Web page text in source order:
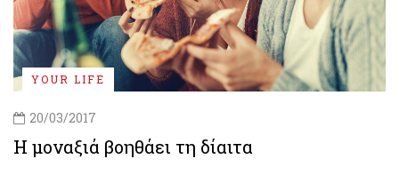
YOUR LIFE
20/03/2017
Η μοναξιά βοηθάει τη δίαιτα